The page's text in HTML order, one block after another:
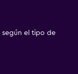
según el tipo de